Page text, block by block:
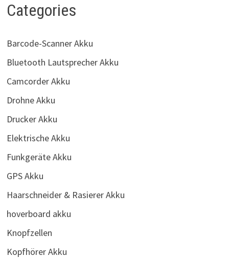
Categories
Barcode-Scanner Akku
Bluetooth Lautsprecher Akku
Camcorder Akku
Drohne Akku
Drucker Akku
Elektrische Akku
Funkgeräte Akku
GPS Akku
Haarschneider & Rasierer Akku
hoverboard akku
Knopfzellen
Kopfhörer Akku